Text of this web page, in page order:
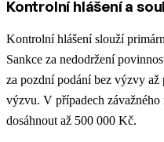
Kontrolní hlášení a
Kontrolní hlášení slouží
Sankce za nedodržení
za pozdní podání bez výzvy
výzvu. V případech závažného
dosáhnout až 500 000 Kč.